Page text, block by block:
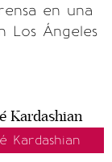
en una
Los Ángeles
Kardashian